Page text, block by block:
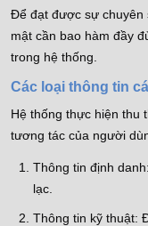
Để đạt được sự chuyên
mật cần bao hàm đầy
trong hệ thống.
Các loại thông tin
Hệ thống thực hiện thu
tương tác của người
Thông tin định
lạc.
Thông tin kỹ thuật: